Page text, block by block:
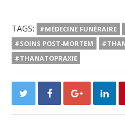
TAGS: #MÉDECINE FUNÉRAIRE
#SOINS POST-MORTEM
#THANATOPRAXIE